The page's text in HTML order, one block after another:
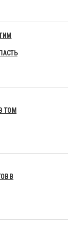
ТОМ
В